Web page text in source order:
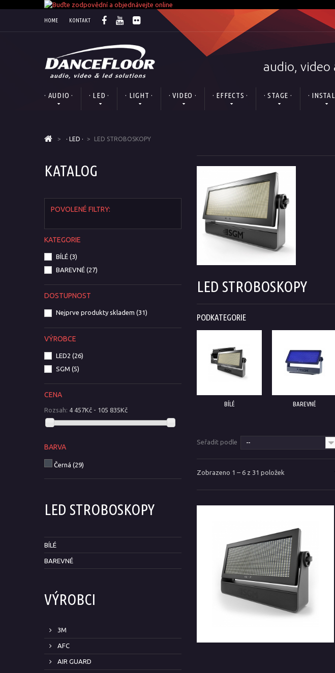
HOME KONTAKT
audio, video
· AUDIO · · LED · · LIGHT · · VIDEO · · EFFECTS · · STAGE · ·
> · LED · > LED STROBOSKOPY
KATALOG
POVOLENÉ FILTRY:
KATEGORIE
BÍLÉ (3)
BAREVNÉ (27)
DOSTUPNOST
Nejprve produkty skladem (31)
VÝROBCE
LED2 (26)
SGM (5)
CENA
Rozsah: 4 457Kč - 105 835Kč
BARVA
Černá (29)
LED STROBOSKOPY
BÍLÉ
BAREVNÉ
VÝROBCI
3M
AFC
AIR GUARD
LED STROBOSKOPY
PODKATEGORIE
BÍLÉ BAREVNÉ
Seřadit podle --
Zobrazeno 1 – 6 z 31 položek